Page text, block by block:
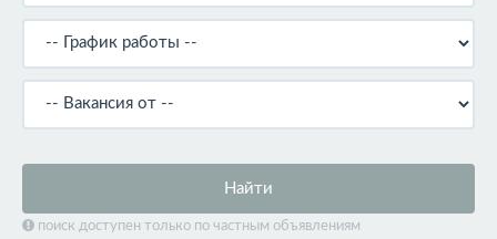
Найти
поиск доступен только по частным объявлениям